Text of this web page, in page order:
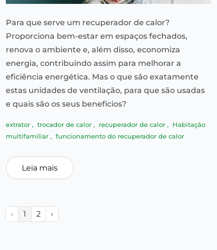
Para que serve um recuperador de calor?
Proporciona bem-estar em espaços fechados,
renova o ambiente e, além disso, economiza
energia, contribuindo assim para melhorar a
eficiência energética. Mas o que são exatamente
estas unidades de ventilação, para que são usadas
e quais são os seus benefícios?
extrator , trocador de calor , recuperador de calor , Habitação
multifamiliar , funcionamento do recuperador de calor
Leia mais
‹ 1 2 ›